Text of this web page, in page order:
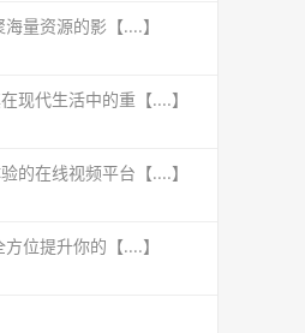
量资源的影【....】
现代生活中的重【....】
的在线视频平台【....】
位提升你的【....】